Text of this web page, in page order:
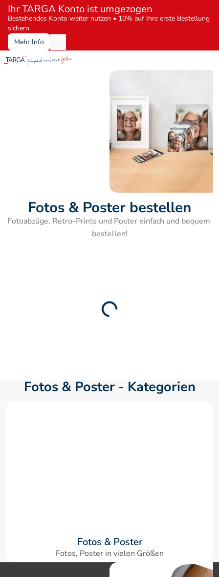
Ihr TARGA Konto ist umgezogen
Bestehendes Konto weiter nutzen • 10% auf Ihre erste Bestellung
sichern
Mehr Info
Fotos & Poster bestellen
Fotoabzüge, Retro-Prints und Poster einfach und bequem
bestellen!
Fotos & Poster - Kategorien
Fotos & Poster
Fotos, Poster in vielen Größen